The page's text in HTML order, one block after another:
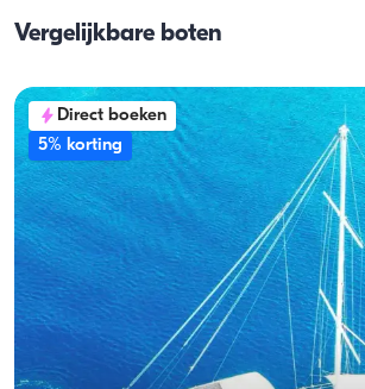
tijdens dagtochten is. Bij overnachtingen
vaartcapaciteit.
Vergelijkbare boten
Direct boeken
5% korting